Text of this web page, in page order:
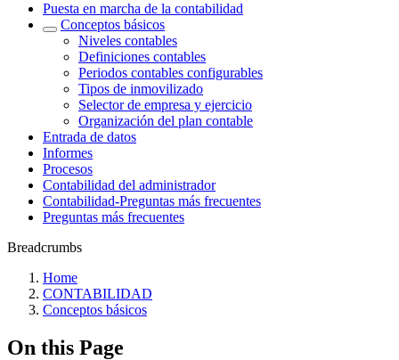
Puesta en marcha de la contabilidad
Conceptos básicos
Niveles contables
Definiciones contables
Periodos contables configurables
Tipos de inmovilizado
Selector de empresa y ejercicio
Organización del plan contable
Entrada de datos
Informes
Procesos
Contabilidad del administrador
Contabilidad-Preguntas más frecuentes
Preguntas más frecuentes
Breadcrumbs
Home
CONTABILIDAD
Conceptos básicos
On this Page